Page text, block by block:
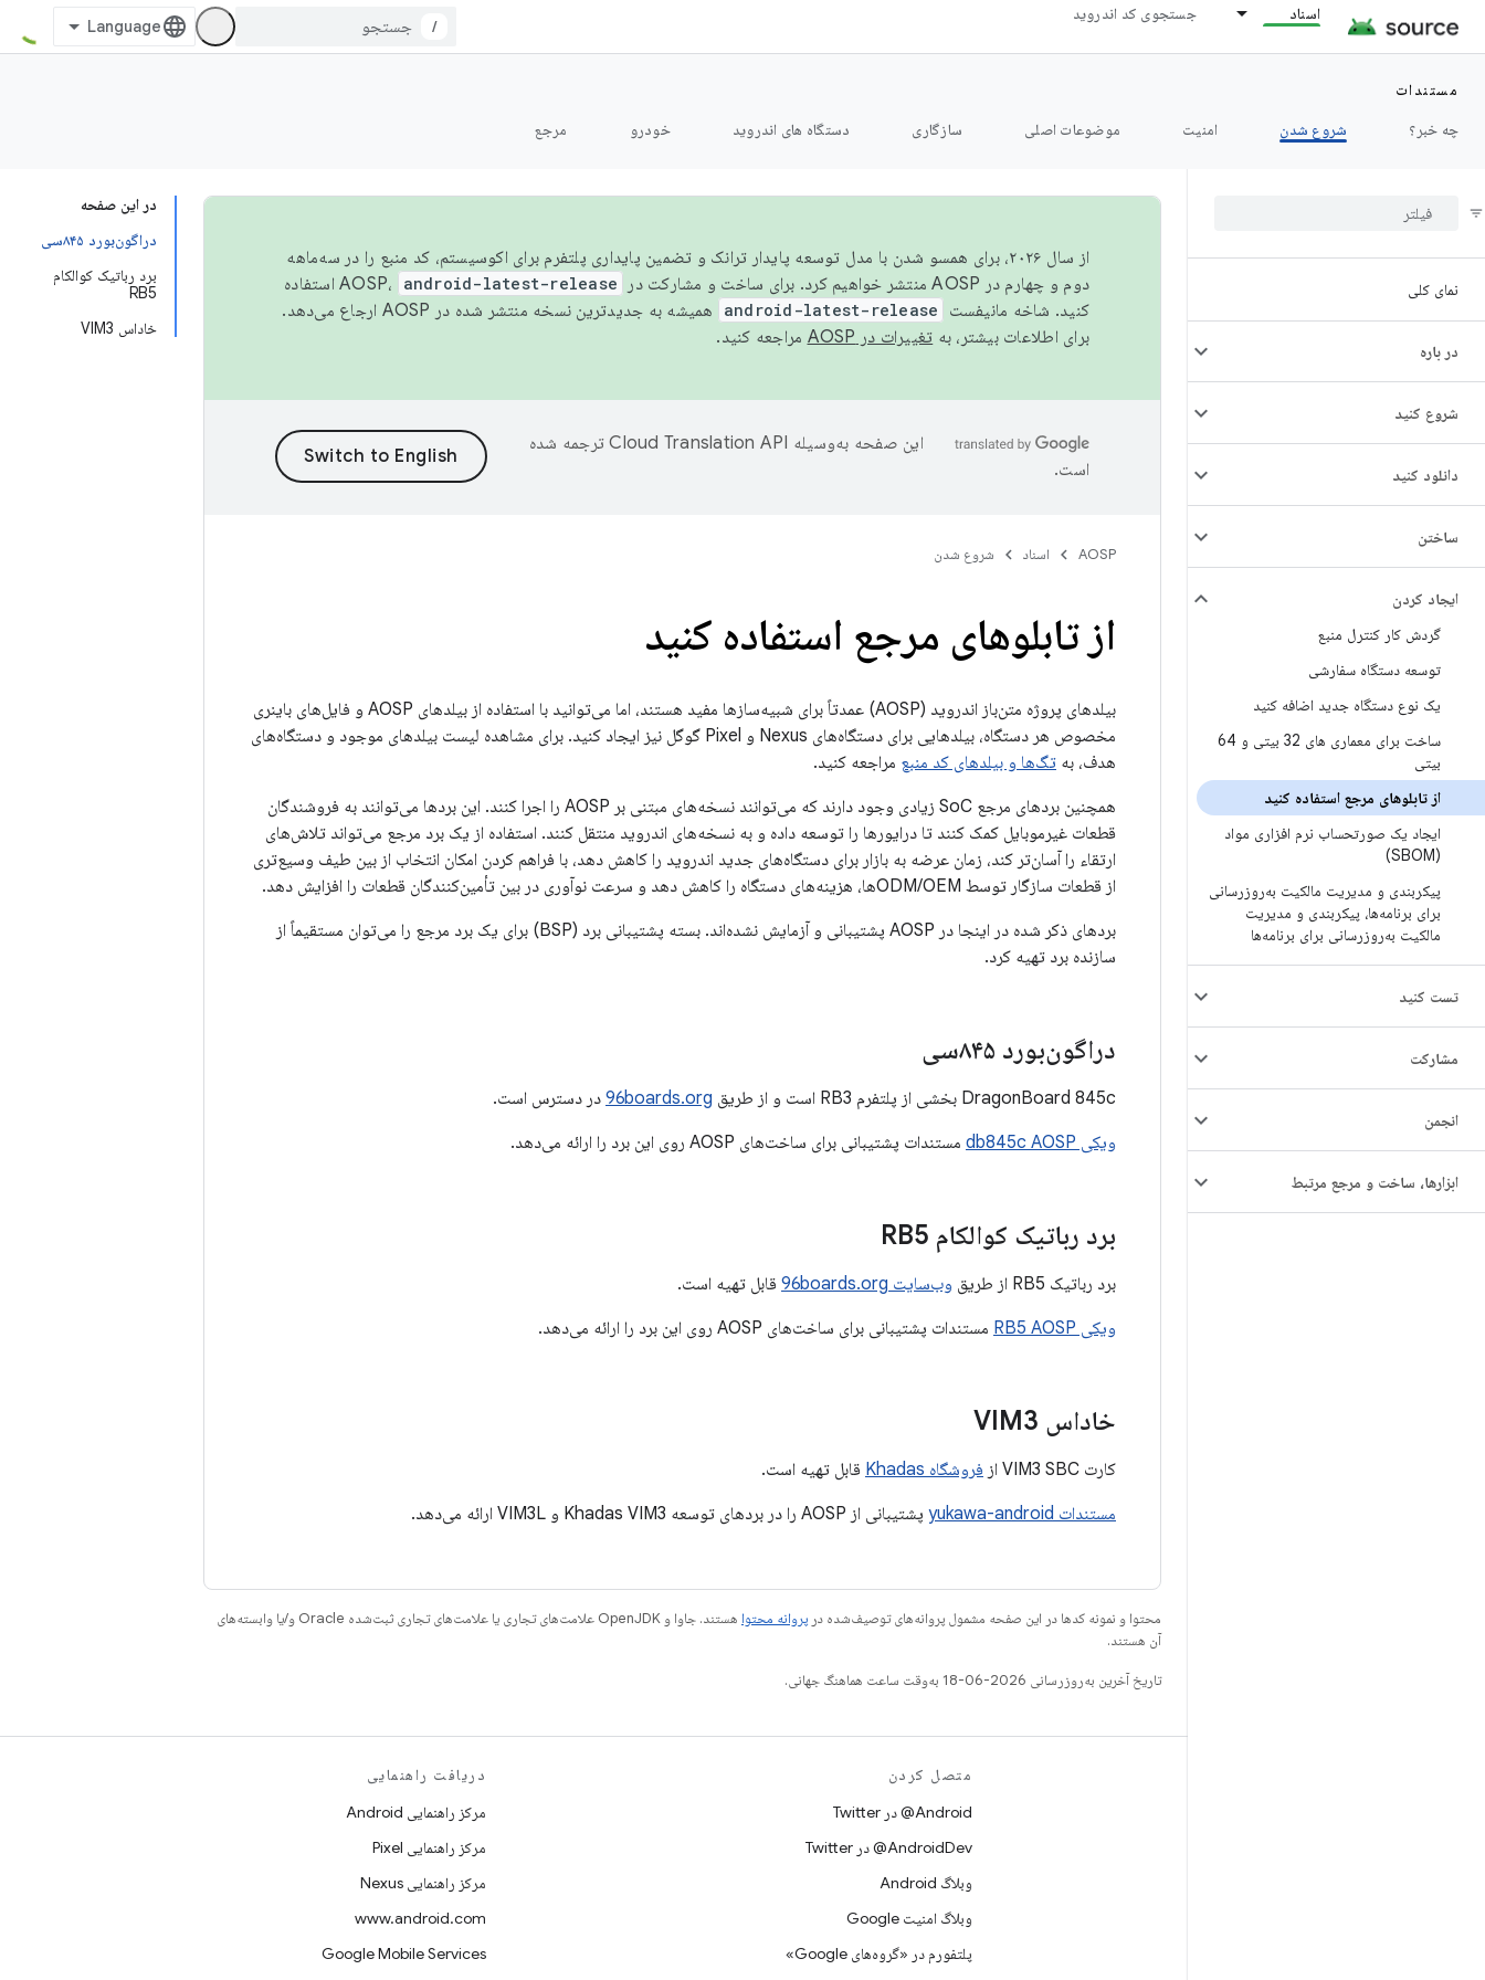
اسناد جستجوی کد اندروید
/
مستندات
چه خبر؟
شروع شدن امنیت موضوعات اصلی سازگاری دستگاه های اندروید خودرو مرجع
نمای کلی
در باره
شروع کنید
دانلود کنید
ساختن
ايجاد كردن
گردش کار کنترل منبع
توسعه دستگاه سفارشی
یک نوع دستگاه جدید اضافه کنید
ساخت برای معماری های 32 بیتی و 64
بیتی
از تابلوهای مرجع استفاده کنید
ایجاد یک صورتحساب نرم افزاری مواد
(SBOM)
پیکربندی و مدیریت مالکیت به‌روزرسانی
برای برنامه‌ها، پیکربندی و مدیریت
مالکیت به‌روزرسانی برای برنامه‌ها
تست کنید
مشارکت
انجمن
ابزارها، ساخت و مرجع مرتبط
در این صفحه
دراگون‌بورد ۸۴۵سی
برد رباتیک کوالکام
RB5
خاداس VIM3
از سال ۲۰۲۶، برای همسو شدن با مدل توسعه پایدار ترانک و تضمین پایداری پلتفرم برای اکوسیستم، کد منبع را در سه‌ماهه
دوم و چهارم در AOSP منتشر خواهیم کرد. برای ساخت و مشارکت در AOSP،
android-latest-release
استفاده
کنید. شاخه مانیفست
android-latest-release
همیشه به جدیدترین نسخه منتشر شده در AOSP ارجاع می‌دهد.
برای اطلاعات بیشتر، به تغییرات در AOSP مراجعه کنید.
این صفحه به‌وسیله
ترجمه شده
است.
AOSP اسناد شروع شدن
از تابلوهای مرجع استفاده کنید
بیلدهای پروژه متن‌باز اندروید (AOSP) عمدتاً برای شبیه‌سازها مفید هستند، اما می‌توانید با استفاده از بیلدهای AOSP و فایل‌های باینری
مخصوص هر دستگاه، بیلدهایی برای دستگاه‌های Nexus و Pixel گوگل نیز ایجاد کنید. برای مشاهده لیست بیلدهای موجود و دستگاه‌های
هدف، به تگ‌ها و بیلدهای کد منبع مراجعه کنید.
همچنین بردهای مرجع SoC زیادی وجود دارند که می‌توانند نسخه‌های مبتنی بر AOSP را اجرا کنند. این بردها می‌توانند به فروشندگان
قطعات غیرموبایل کمک کنند تا درایورها را توسعه داده و به نسخه‌های اندروید منتقل کنند. استفاده از یک برد مرجع می‌تواند تلاش‌های
ارتقاء را آسان‌تر کند، زمان عرضه به بازار برای دستگاه‌های جدید اندروید را کاهش دهد، با فراهم کردن امکان انتخاب از بین طیف وسیع‌تری
از قطعات سازگار توسط ODM/OEMها، هزینه‌های دستگاه را کاهش دهد و سرعت نوآوری در بین تأمین‌کنندگان قطعات را افزایش دهد.
بردهای ذکر شده در اینجا در AOSP پشتیبانی و آزمایش نشده‌اند. بسته پشتیبانی برد (BSP) برای یک برد مرجع را می‌توان مستقیماً از
سازنده برد تهیه کرد.
دراگون‌بورد ۸۴۵سی
DragonBoard 845c بخشی از پلتفرم RB3 است و از طریق 96boards.org در دسترس است.
ویکی db845c AOSP
مستندات پشتیبانی برای ساخت‌های AOSP روی این برد را ارائه می‌دهد.
برد رباتیک کوالکام RB5
برد رباتیک RB5 از طریق وب‌سایت 96boards.org
قابل تهیه است.
ویکی RB5 AOSP
مستندات پشتیبانی برای ساخت‌های AOSP روی این برد را ارائه می‌دهد.
خاداس VIM3
کارت VIM3 SBC از فروشگاه Khadas
قابل تهیه است.
مستندات yukawa-android
پشتیبانی از AOSP را در بردهای توسعه Khadas VIM3 و VIM3L ارائه می‌دهد.
محتوا و نمونه کدها در این صفحه مشمول پروانه‌های توصیف‌شده در پروانه محتوا
هستند. جاوا و OpenJDK علامت‌های تجاری یا علامت‌های تجاری ثبت‌شده Oracle و/یا وابسته‌های
آن هستند.
تاریخ آخرین به‌روزرسانی 2026-06-18 به‌وقت ساعت هماهنگ جهانی.
متصل کردن
Android@ در Twitter
AndroidDev@ در Twitter
وبلاگ Android
وبلاگ امنیت Google
پلتفورم در «گروه‌های Google»
دریافت راهنمایی
مرکز راهنمایی Android
مرکز راهنمایی Pixel
مرکز راهنمایی Nexus
www.android.com
Google Mobile Services